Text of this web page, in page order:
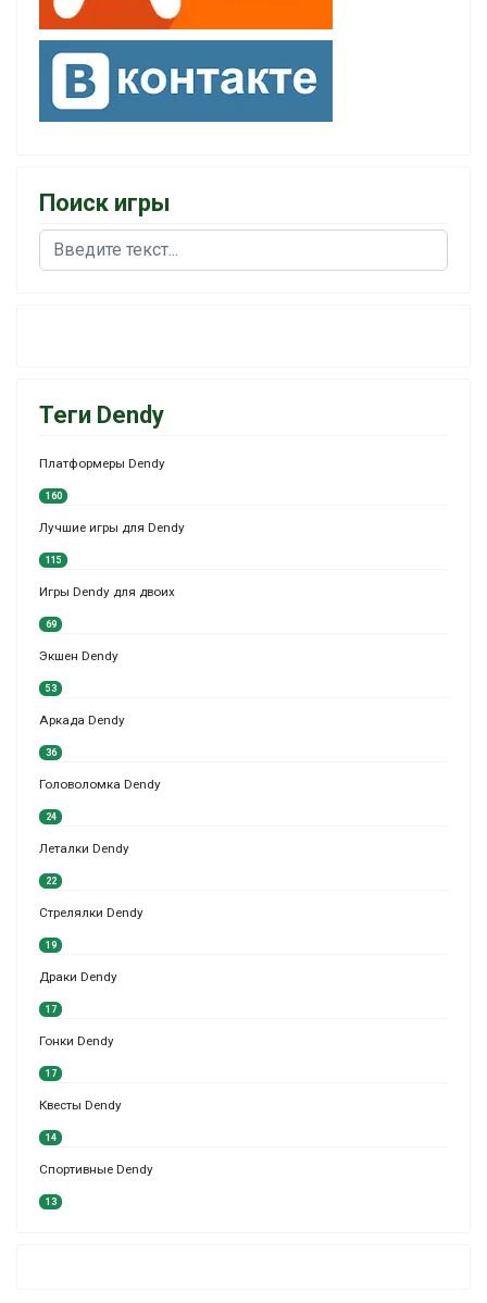
Поиск игры
Поиск
Теги Dendy
Платформеры Dendy
160
Лучшие игры для Dendy
115
Игры Dendy для двоих
69
Экшен Dendy
53
Аркада Dendy
36
Головоломка Dendy
24
Леталки Dendy
22
Стрелялки Dendy
19
Драки Dendy
17
Гонки Dendy
17
Квесты Dendy
14
Спортивные Dendy
13